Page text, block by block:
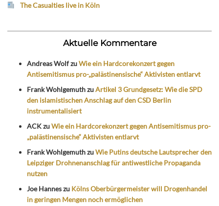
The Casualties live in Köln
Aktuelle Kommentare
Andreas WolfzuWie ein Hardcorekonzert gegen
Antisemitismus pro-„palästinensische“ Aktivisten entlarvt
Frank WohlgemuthzuArtikel 3 Grundgesetz: Wie die SPD
den islamistischen Anschlag auf den CSD Berlin
instrumentalisiert
ACKzuWie ein Hardcorekonzert gegen Antisemitismus pro-
„palästinensische“ Aktivisten entlarvt
Frank WohlgemuthzuWie Putins deutsche Lautsprecher den
Leipziger Drohnenanschlag für antiwestliche Propaganda
nutzen
Joe Hanneszu Kölns Oberbürgermeister will Drogenhandel
in geringen Mengen noch ermöglichen